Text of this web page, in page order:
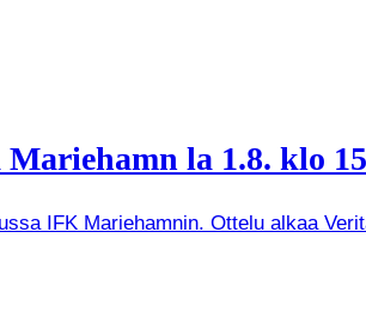
la 1.8. klo
IFK Mariehamnin. Ottelu alkaa